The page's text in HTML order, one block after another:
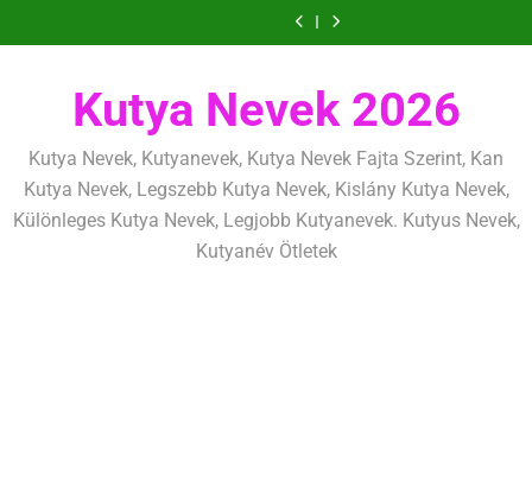
a
héten
kezdj
el
fizikailag
szeretettel,
amit
már
héten
kezdj
el
amik
egész
Kutya Nevek 2026
Kutya Nevek, Kutyanevek, Kutya Nevek Fajta Szerint, Kan
Kutya Nevek, Legszebb Kutya Nevek, Kislány Kutya Nevek,
Különleges Kutya Nevek, Legjobb Kutyanevek. Kutyus Nevek,
Kutyanév Ötletek